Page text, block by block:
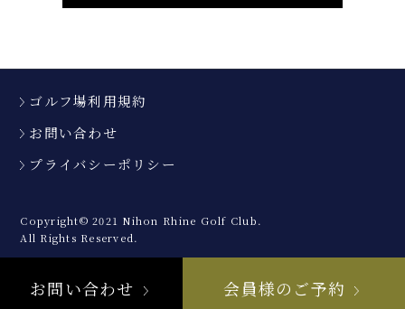
ゴルフ場利用規約
お問い合わせ
プライバシーポリシー
Copyright© 2021 Nihon Rhine Golf Club.
All Rights Reserved.
お問い合わせ 会員様のご予約